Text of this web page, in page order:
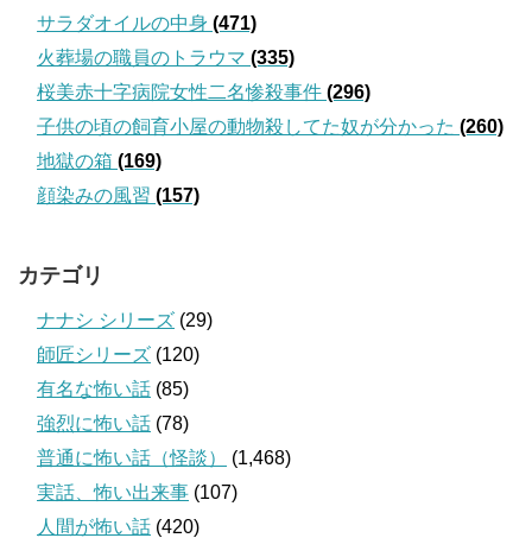
サラダオイルの中身 (471)
火葬場の職員のトラウマ (335)
桜美赤十字病院女性二名惨殺事件 (296)
子供の頃の飼育小屋の動物殺してた奴が分かった (260)
地獄の箱 (169)
顔染みの風習 (157)
カテゴリ
ナナシ シリーズ (29)
師匠シリーズ (120)
有名な怖い話 (85)
強烈に怖い話 (78)
普通に怖い話（怪談）
(1,468)
実話、怖い出来事 (107)
人間が怖い話 (420)